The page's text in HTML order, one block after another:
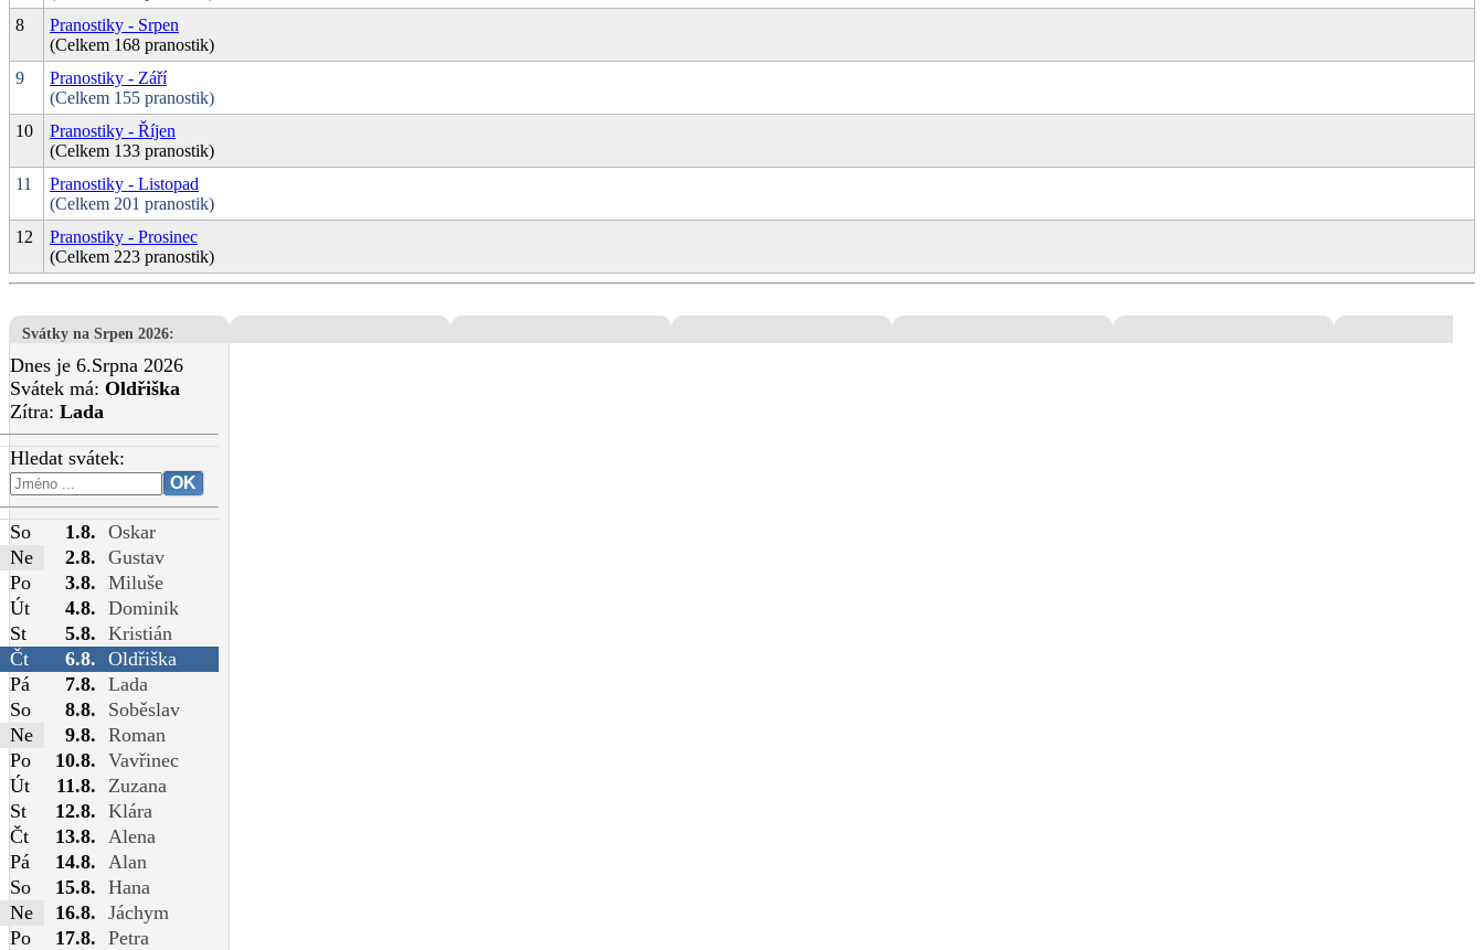
8
Pranostiky - Srpen
(Celkem 168 pranostik)
9
Pranostiky - Září
(Celkem 155 pranostik)
10
Pranostiky - Říjen
(Celkem 133 pranostik)
11
Pranostiky - Listopad
(Celkem 201 pranostik)
12
Pranostiky - Prosinec
(Celkem 223 pranostik)
Svátky na Srpen 2026:
Dnes je 6.Srpna 2026
Svátek má: Oldřiška
Zítra: Lada
Hledat svátek:
So 1.8. Oskar
Ne
2.8. Gustav
Po
3.8. Miluše
Út
4.8. Dominik
St
5.8. Kristián
Čt
6.8. Oldřiška
Pá
7.8. Lada
So
8.8.
Soběslav
Ne
9.8. Roman
Po
10.8. Vavřinec
Út
11.8.
Zuzana
St
12.8. Klára
Čt
13.8.
Alena
Pá
14.8.
Alan
So
15.8. Hana
Ne
16.8. Jáchym
Po
17.8. Petra